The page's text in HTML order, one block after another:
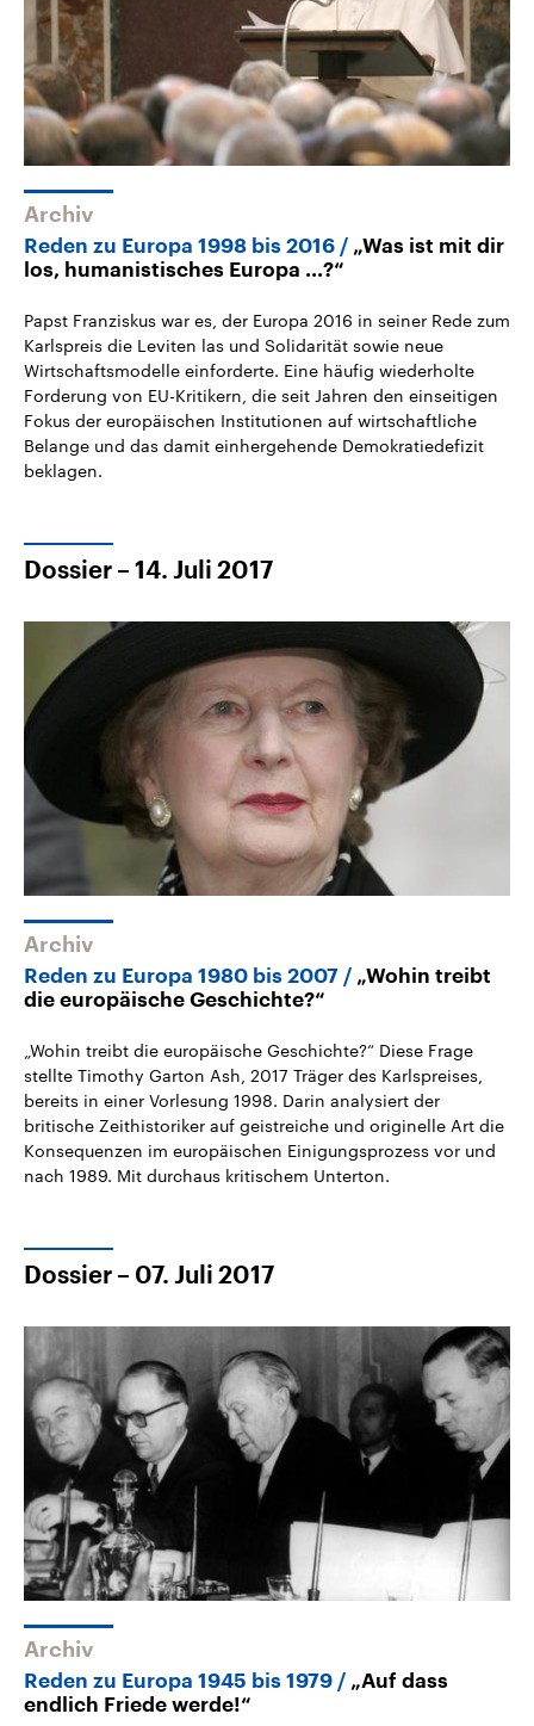
Archiv
Reden zu Europa 1998 bis 2016
„Was ist mit dir
los, humanistisches Europa ...?“
Papst Franziskus war es, der Europa 2016 in seiner Rede zum
Karlspreis die Leviten las und Solidarität sowie neue
Wirtschaftsmodelle einforderte. Eine häufig wiederholte
Forderung von EU-Kritikern, die seit Jahren den einseitigen
Fokus der europäischen Institutionen auf wirtschaftliche
Belange und das damit einhergehende Demokratiedefizit
beklagen.
Dossier – 14. Juli 2017
Archiv
Reden zu Europa 1980 bis 2007
„Wohin treibt
die europäische Geschichte?“
„Wohin treibt die europäische Geschichte?“ Diese Frage
stellte Timothy Garton Ash, 2017 Träger des Karlspreises,
bereits in einer Vorlesung 1998. Darin analysiert der
britische Zeithistoriker auf geistreiche und originelle Art die
Konsequenzen im europäischen Einigungsprozess vor und
nach 1989. Mit durchaus kritischem Unterton.
Dossier – 07. Juli 2017
Archiv
Reden zu Europa 1945 bis 1979
„Auf dass
endlich Friede werde!“